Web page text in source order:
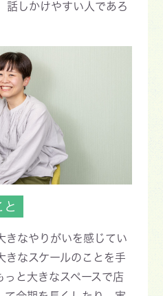
話しかけやすい人であろ
と
きなやりがいを感じてい
きなスケールのことを手
っと大きなスペースで店